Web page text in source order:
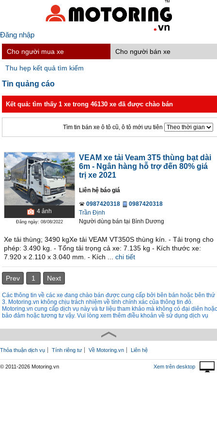
Đăng nhập
Cho người mua xe Cho người bán xe
Thu hẹp kết quả tìm kiếm
Tin quảng cáo
Kết quả: tìm thấy 1 xe trong 46130 xe đã được chào bán
Tìm tin bán xe ô tô cũ, ô tô mới ưu tiên
4 ảnh
Đăng ngày: 08/08/2022
VEAM xe tải Veam 3T5 thùng bạt dài
6m - Ngân hàng hỗ trợ đến 80% giá
trị xe 2021
Liên hệ báo giá
0987420318
0987420318
Trần Định
Người dùng bán tại Bình Dương
Xe tải thùng; 3490 kgXe tải VEAM VT350S thùng kín. - Tải trọng cho
phép: 3.490 kg. - Tổng tải trọng cả xe: 7.135 kg - Kích thước xe:
7.920 x 2.110 x 3.040 mm. - Kích ...
chi tiết
Prev 1 Next
Các thông tin về các xe đang chào bán được cung cấp bởi bên bán hoặc bên thứ
3. Motoring.vn không chịu trách nhiệm về tính chính xác của thông tin đó.
Motoring.vn cung cấp dịch vụ này và tư liệu tham khảo mà không có đại diên hoặc
bảo đảm hoặc tương tư vậy. Vui lòng xem thêm điều khoản về sử dụng dịch vụ
Thỏa thuận dịch vụ Tính riêng tư Về Motoring.vn Liên hệ
© 2011-2026 Motoring.vn Xem trên desktop